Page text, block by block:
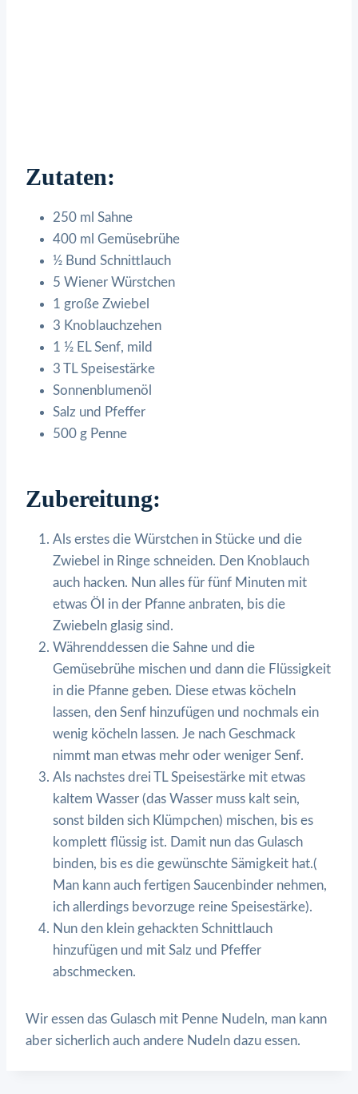
Zutaten:
250 ml Sahne
400 ml Gemüsebrühe
½ Bund Schnittlauch
5 Wiener Würstchen
1 große Zwiebel
3 Knoblauchzehen
1 ½ EL Senf, mild
3 TL Speisestärke
Sonnenblumenöl
Salz und Pfeffer
500 g Penne
Zubereitung:
Als erstes die Würstchen in Stücke und die
Zwiebel in Ringe schneiden. Den Knoblauch
auch hacken. Nun alles für fünf Minuten mit
etwas Öl in der Pfanne anbraten, bis die
Zwiebeln glasig sind.
Währenddessen die Sahne und die
Gemüsebrühe mischen und dann die Flüssigkeit
in die Pfanne geben. Diese etwas köcheln
lassen, den Senf hinzufügen und nochmals ein
wenig köcheln lassen. Je nach Geschmack
nimmt man etwas mehr oder weniger Senf.
Als nachstes drei TL Speisestärke mit etwas
kaltem Wasser (das Wasser muss kalt sein,
sonst bilden sich Klümpchen) mischen, bis es
komplett flüssig ist. Damit nun das Gulasch
binden, bis es die gewünschte Sämigkeit hat.(
Man kann auch fertigen Saucenbinder nehmen,
ich allerdings bevorzuge reine Speisestärke).
Nun den klein gehackten Schnittlauch
hinzufügen und mit Salz und Pfeffer
abschmecken.
Wir essen das Gulasch mit Penne Nudeln, man kann
aber sicherlich auch andere Nudeln dazu essen.